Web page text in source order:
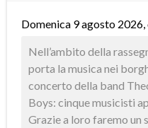
Domenica 9 agosto
Nell’ambito della
porta la musica nei
concerto della band
Boys: cinque musicisti
Grazie a loro faremo un